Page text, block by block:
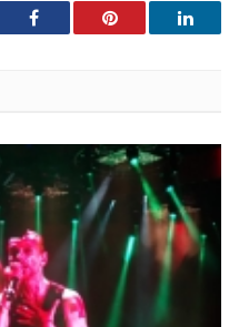
Facebook Pinterest